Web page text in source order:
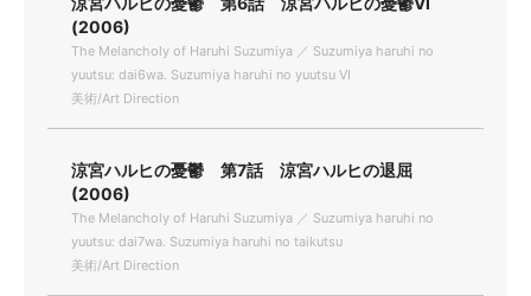
(2006)
The Melancholy of Haruhi Suzumiya ／ Suzumiya haruhi no
yuutsu: dai6wa. Suzumiya haruhi no yuutsu VI
美術/Art Direction
涼宮ハルヒの憂鬱 第7話 涼宮ハルヒの退屈
(2006)
The Melancholy of Haruhi Suzumiya ／ Suzumiya haruhi no
yuutsu: dai7wa. Suzumiya haruhi no taikutsu
美術/Art Direction